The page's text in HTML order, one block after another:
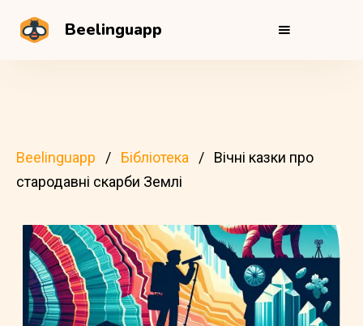
Beelinguapp
Beelinguapp Бібліотека
Вічні казки про
стародавні скарби Землі